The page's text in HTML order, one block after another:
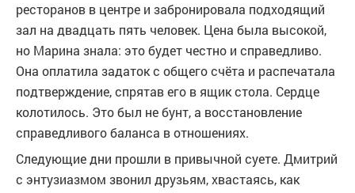
ресторанов в центре и забронировала подходящий
зал на двадцать пять человек. Цена была высокой,
но Марина знала: это будет честно и справедливо.
Она оплатила задаток с общего счёта и распечатала
подтверждение, спрятав его в ящик стола. Сердце
колотилось. Это был не бунт, а восстановление
справедливого баланса в отношениях.
Следующие дни прошли в привычной суете. Дмитрий
с энтузиазмом звонил друзьям, хвастаясь, как